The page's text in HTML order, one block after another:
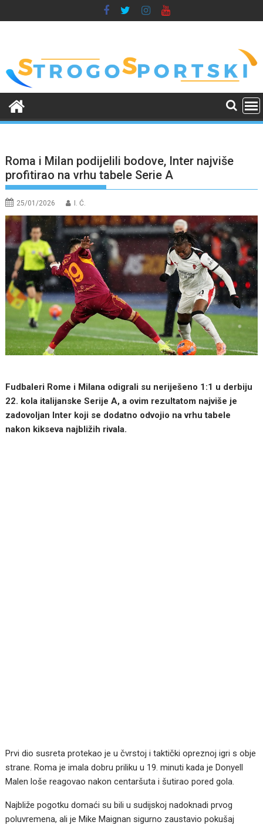
to
Roma i Milan podijelili bodove, Inter najviše
profitirao na vrhu tabele Serie A
25/01/2026 I. Ć.
Fudbaleri Rome i Milana odigrali su neriješeno 1:1 u derbiju
22. kola italijanske Serije A, a ovim rezultatom najviše je
zadovoljan Inter koji se dodatno odvojio na vrhu tabele
nakon kikseva najbližih rivala.
Prvi dio susreta protekao je u čvrstoj i taktički opreznoj igri s obje
strane. Roma je imala dobru priliku u 19. minuti kada je Donyell
Malen loše reagovao nakon centaršuta i šutirao pored gola.
Najbliže pogotku domaći su bili u sudijskoj nadoknadi prvog
poluvremena, ali je Mike Maignan sigurno zaustavio pokušaj